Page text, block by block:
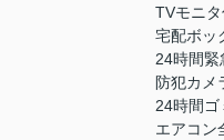
TVモニ
宅配ボッ
24時間緊
防犯カメ
24時間ゴ
エアコン